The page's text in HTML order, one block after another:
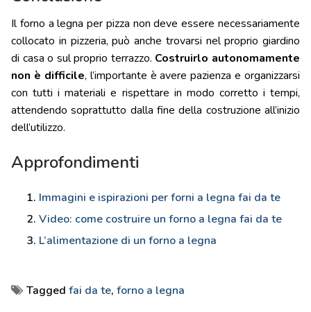
Il forno a legna per pizza non deve essere necessariamente
collocato in pizzeria, può anche trovarsi nel proprio giardino
di casa o sul proprio terrazzo. Costruirlo autonomamente
non è difficile, l’importante è avere pazienza e organizzarsi
con tutti i materiali e rispettare in modo corretto i tempi,
attendendo soprattutto dalla fine della costruzione all’inizio
dell’utilizzo.
Approfondimenti
Immagini e ispirazioni per forni a legna fai da te
Video: come costruire un forno a legna fai da te
L’alimentazione di un forno a legna
Tagged fai da te, forno a legna